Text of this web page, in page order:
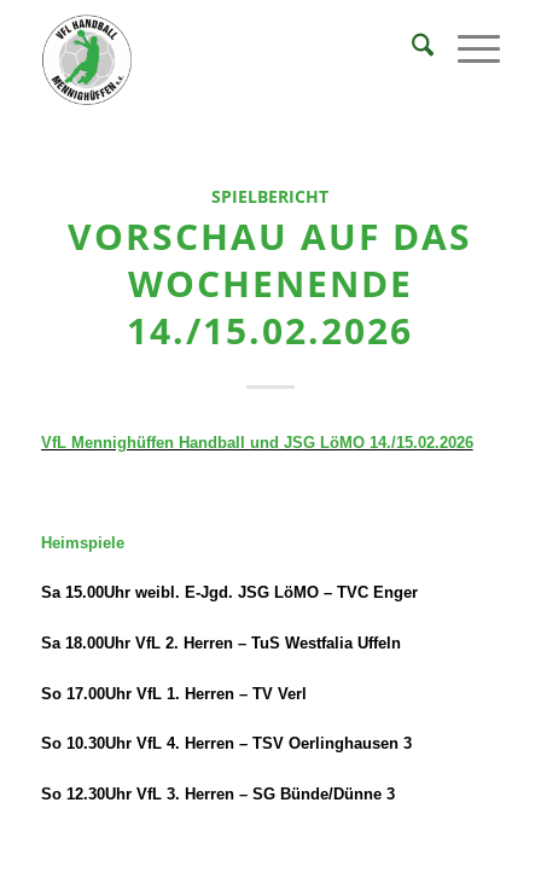
SPIELBERICHT
VORSCHAU AUF DAS
WOCHENENDE
14./15.02.2026
VfL Mennighüffen Handball und JSG LöMO 14./15.02.2026
Heimspiele
Sa 15.00Uhr weibl. E-Jgd. JSG LöMO – TVC Enger
Sa 18.00Uhr VfL 2. Herren – TuS Westfalia Uffeln
So 17.00Uhr VfL 1. Herren – TV Verl
So 10.30Uhr VfL 4. Herren – TSV Oerlinghausen 3
So 12.30Uhr VfL 3. Herren – SG Bünde/Dünne 3